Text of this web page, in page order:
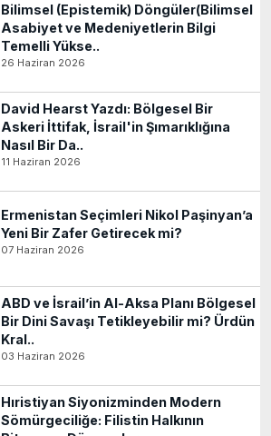
Bilimsel (Epistemik) Döngüler(Bilimsel
Asabiyet ve Medeniyetlerin Bilgi
Temelli Yükse..
26 Haziran 2026
David Hearst Yazdı: Bölgesel Bir
Askeri İttifak, İsrail'in Şımarıklığına
Nasıl Bir Da..
11 Haziran 2026
Ermenistan Seçimleri Nikol Paşinyan’a
Yeni Bir Zafer Getirecek mi?
07 Haziran 2026
ABD ve İsrail’in Al-Aksa Planı Bölgesel
Bir Dini Savaşı Tetikleyebilir mi? Ürdün
Kral..
03 Haziran 2026
Hıristiyan Siyonizminden Modern
Sömürgeciliğe: Filistin Halkının